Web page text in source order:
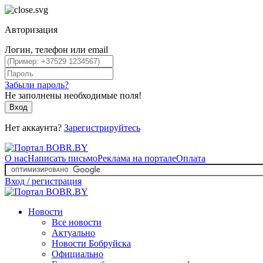
Авторизация
Логин, телефон или email
Забыли пароль?
Не заполнены необходимые поля!
Вход
Нет аккаунта? Зарегистрируйтесь
О насНаписать письмоРеклама на порталеОплата
Вход / регистрация
Новости
Все новости
Актуально
Новости Бобруйска
Официально